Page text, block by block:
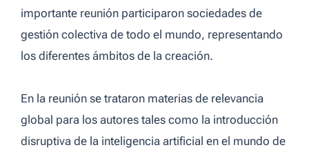
importante reunión participaron sociedades de
gestión colectiva de todo el mundo, representando
los diferentes ámbitos de la creación.
En la reunión se trataron materias de relevancia
global para los autores tales como la introducción
disruptiva de la inteligencia artificial en el mundo de